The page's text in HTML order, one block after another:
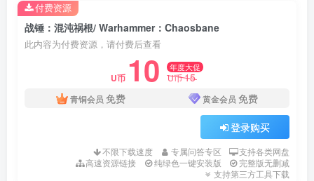
战锤：混沌祸根/ Warhammer：Chaosbane
此内容为付费资源，请付费后查看
U币 10 年度大促
U币15
青铜会员 免费 黄金会员 免费
登录购买
不限下载速度 专属问答专区
支持各类网盘
高速资源链接
纯绿色一键安装版
完整版无删减
支持第三方工具下载
付费资源